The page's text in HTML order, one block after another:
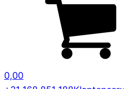
0,00